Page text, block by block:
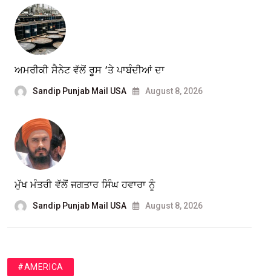
ਅਮਰੀਕੀ ਸੈਨੇਟ ਵੱਲੋਂ ਰੂਸ ‘ਤੇ ਪਾਬੰਦੀਆਂ ਦਾ
Sandip Punjab Mail USA August 8, 2026
ਮੁੱਖ ਮੰਤਰੀ ਵੱਲੋਂ ਜਗਤਾਰ ਸਿੰਘ ਹਵਾਰਾ ਨੂੰ
Sandip Punjab Mail USA August 8, 2026
#AMERICA